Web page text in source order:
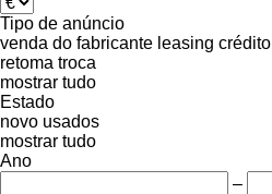
Tipo de anúncio
venda do fabricante leasing crédito
retoma troca
mostrar tudo
Estado
novo usados
mostrar tudo
Ano
–